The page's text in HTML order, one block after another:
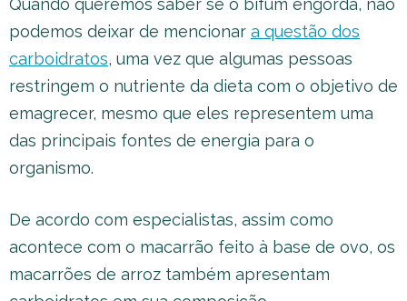
Quando queremos saber se o bifum engorda, não
podemos deixar de mencionar a questão dos
carboidratos, uma vez que algumas pessoas
restringem o nutriente da dieta com o objetivo de
emagrecer, mesmo que eles representem uma
das principais fontes de energia para o
organismo.
De acordo com especialistas, assim como
acontece com o macarrão feito à base de ovo, os
macarrões de arroz também apresentam